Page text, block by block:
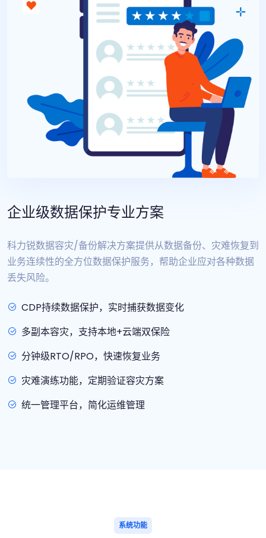
企业级数据保护专业方案
科力锐数据容灾/备份解决方案提供从数据备份、灾难恢复到
业务连续性的全方位数据保护服务，帮助企业应对各种数据
丢失风险。
CDP持续数据保护，实时捕获数据变化
多副本容灾，支持本地+云端双保险
分钟级RTO/RPO，快速恢复业务
灾难演练功能，定期验证容灾方案
统一管理平台，简化运维管理
系统功能